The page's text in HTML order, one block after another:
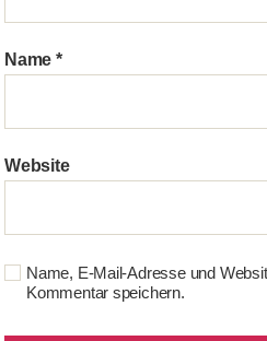
Name *
Website
Name, E-Mail-Adresse und
Kommentar speichern.